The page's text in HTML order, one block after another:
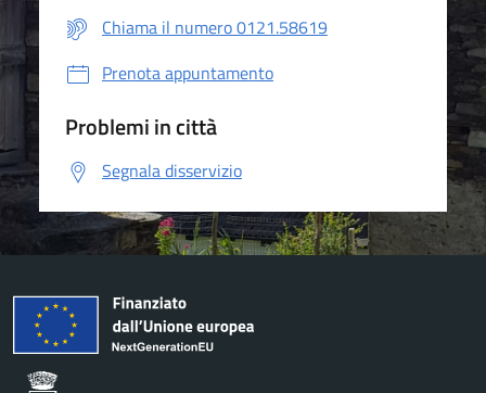
Chiama il numero 0121.58619
Prenota appuntamento
Problemi in città
Segnala disservizio